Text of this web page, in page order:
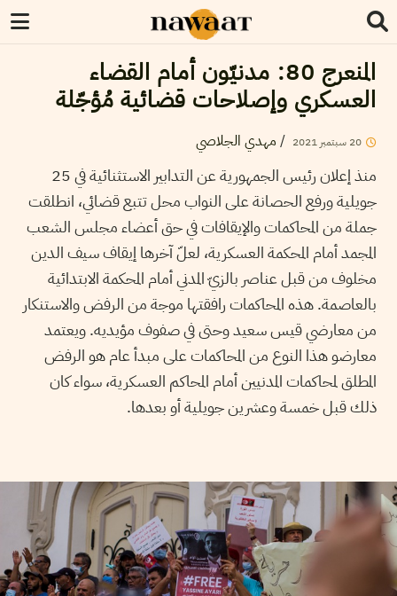
المنعرج 80: مدنيّون أمام القضاء
العسكري وإصلاحات قضائية مُؤجّلة
20 سبتمبر 2021
/ مهدي الجلاصي
منذ إعلان رئيس الجمهورية عن التدابير الاستثنائية في 25
جويلية ورفع الحصانة على النواب محل تتبع قضائي، انطلقت
جملة من المحاكمات والإيقافات في حق أعضاء مجلس الشعب
المجمد أمام المحكمة العسكرية، لعلّ آخرها إيقاف سيف الدين
مخلوف من قبل عناصر بالزيّ المدني أمام المحكمة الابتدائية
بالعاصمة. هذه المحاكمات رافقتها موجة من الرفض والاستنكار
من معارضي قيس سعيد وحتى في صفوف مؤيديه. ويعتمد
معارضو هذا النوع من المحاكمات على مبدأ عام هو الرفض
المطلق لمحاكمات المدنيين أمام المحاكم العسكرية، سواء كان
ذلك قبل خمسة وعشرين جويلية أو بعدها.